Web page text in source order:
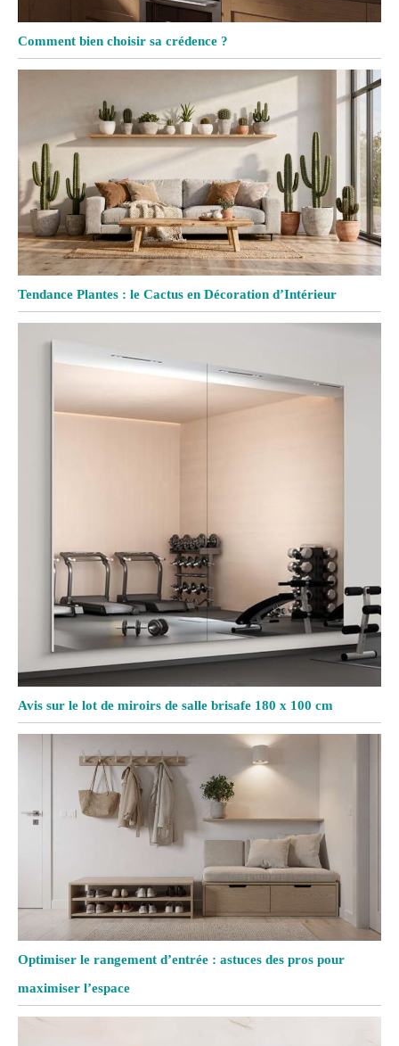
Comment bien choisir sa crédence ?
Tendance Plantes : le Cactus en Décoration d’Intérieur
Avis sur le lot de miroirs de salle brisafe 180 x 100 cm
Optimiser le rangement d’entrée : astuces des pros pour
maximiser l’espace